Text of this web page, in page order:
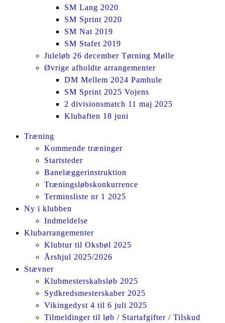
SM Lang 2020
SM Sprint 2020
SM Nat 2019
SM Stafet 2019
Juleløb 26 december Tørning Mølle
Øvrige afholdte arrangementer
DM Mellem 2024 Pamhule
SM Sprint 2025 Vojens
2 divisionsmatch 11 maj 2025
Klubaften 18 juni
Facebook
InstagramTræning
Kommende træninger
Startsteder
Banelæggerinstruktion
Træningsløbskonkurrence
Terminsliste nr 1 2025
Ny i klubben
Indmeldelse
Klubarrangementer
Klubtur til Oksbøl 2025
Årshjul 2025/2026
Stævner
Klubmesterskabsløb 2025
Sydkredsmesterskaber 2025
Vikingedyst 4 til 6 juli 2025
Tilmeldinger til løb / Startafgifter / Tilskud